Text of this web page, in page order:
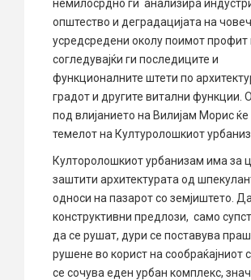
немилосрдно ги анализира
општество и деградацијата на
усредсредени околу поимот профит
согледувајќи ги последиците и
функционалните штети по
градот и другите витални функции.
под влијанието на Вилијам Морис ќе
темелот на Културолошкиот
Култоролошкиот урбанизам има за
заштити архитектурата од
односи на пазарот со земјиштето.
конструктивни предлози, само
да се рушат, дури се поставува
рушене во корист на сообраќајниот
се сочува еден урбан комплекс,